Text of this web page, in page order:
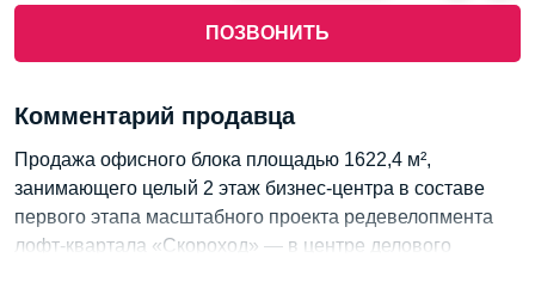
ПОЗВОНИТЬ
Комментарий продавца
Продажа офисного блока площадью 1622,4 м²,
занимающего целый 2 этаж бизнес-центра в составе
первого этапа масштабного проекта редевелопмента
лофт-квартала «Скороход» — в центре делового